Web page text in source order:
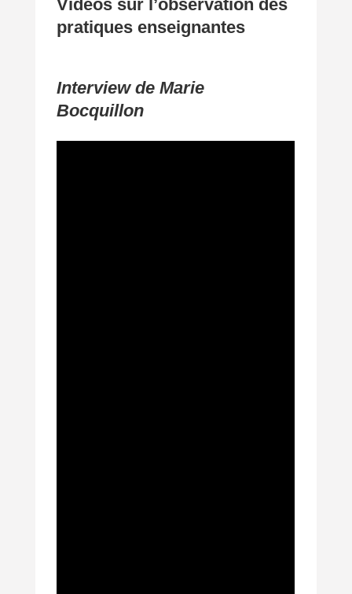
Vidéos sur l’observation des
pratiques enseignantes
Interview de Marie
Bocquillon